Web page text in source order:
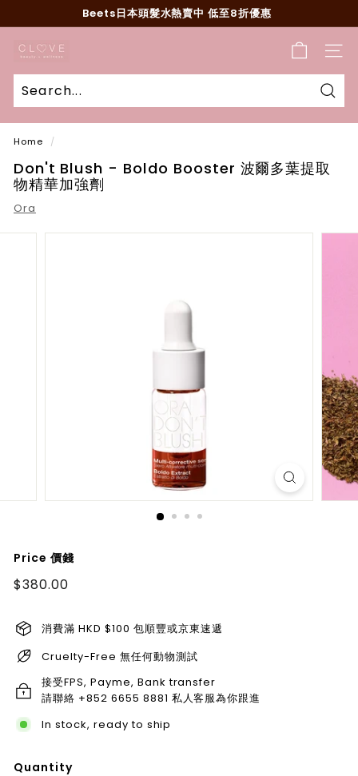
to
Pause
Beets日本頭髮水熱賣中 低至8折優惠
C
l
o
v
e
B
e
a
u
t
Home /
Don't Blush - Boldo Booster 波爾多葉提取
物精華加強劑
Ora
Price 價錢
Regular
$380.00
消費滿 HKD $100 包順豐或京東速遞
Cruelty-Free 無任何動物測試
接受FPS, Payme, Bank transfer
請聯絡 +852 6655 8881 私人客服為你跟進
In stock, ready to ship
Quantity